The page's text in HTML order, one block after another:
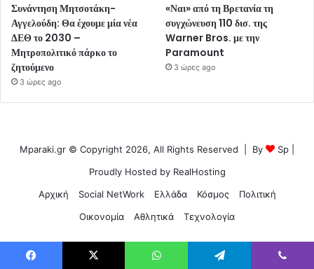
Συνάντηση Μητσοτάκη-
Αγγελούδη: Θα έχουμε μία νέα
ΔΕΘ το 2030 –
Μητροπολιτικό πάρκο το
ζητούμενο
3 ώρες ago
«Ναι» από τη Βρετανία τη
συγχώνευση 110 δισ. της
Warner Bros. με την
Paramount
3 ώρες ago
Mparaki.gr © Copyright 2026, All Rights Reserved | By Sp
Proudly Hosted by RealHosting
Αρχική
Social NetWork Ελλάδα Κόσμος
Πολιτική
Οικονομία
Αθλητικά Τεχνολογία